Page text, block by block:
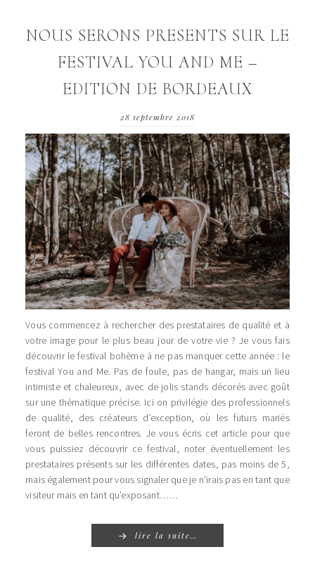
NOUS SERONS PRESENTS SUR LE
FESTIVAL YOU AND ME –
EDITION DE BORDEAUX
28 septembre 2018
Vous commencez à rechercher des prestataires de qualité et à
votre image pour le plus beau jour de votre vie ? Je vous fais
découvrir le festival bohème à ne pas manquer cette année : le
festival You and Me. Pas de foule, pas de hangar, mais un lieu
intimiste et chaleureux, avec de jolis stands décorés avec goût
sur une thématique précise. Ici on privilégie des professionnels
de qualité, des créateurs d’exception, où les futurs mariés
feront de belles rencontres. Je vous écris cet article pour que
vous puissiez découvrir ce festival, noter éventuellement les
prestataires présents sur les différentes dates, pas moins de 5,
mais également pour vous signaler que je n’irais pas en tant que
visiteur mais en tant qu’exposant……
lire la suite…